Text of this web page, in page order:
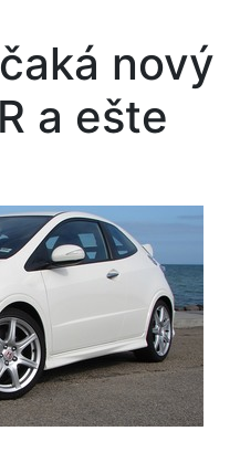
nový
a ešte